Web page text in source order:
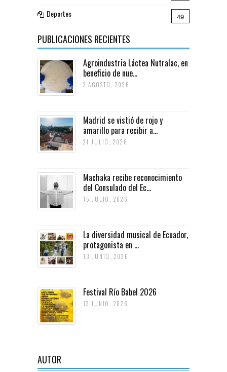
Deportes 49
PUBLICACIONES RECIENTES
Agroindustria Láctea Nutralac, en
beneficio de nue...
2 AGOSTO, 2026
Madrid se vistió de rojo y
amarillo para recibir a...
21 JULIO, 2026
Machaka recibe reconocimiento
del Consulado del Ec...
15 JULIO, 2026
La diversidad musical de Ecuador,
protagonista en ...
13 JUNIO, 2026
Festival Río Babel 2026
12 JUNIO, 2026
AUTOR